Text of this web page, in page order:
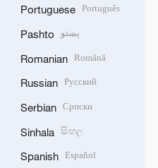
Portuguese Português
Pashto پښتو
Romanian Română
Russian Русский
Serbian Српски
Sinhala සිංහල
Spanish Español